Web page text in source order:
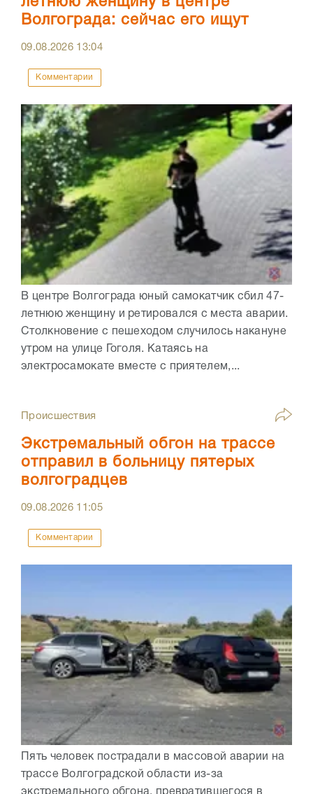
Волгограда: сейчас его ищут
09.08.2026 13:04
Комментарии
В центре Волгограда юный самокатчик сбил 47-
летнюю женщину и ретировался с места аварии.
Столкновение с пешеходом случилось накануне
утром на улице Гоголя. Катаясь на
электросамокате вместе с приятелем,...
Происшествия
Экстремальный обгон на трассе
отправил в больницу пятерых
волгоградцев
09.08.2026 11:05
Комментарии
Пять человек пострадали в массовой аварии на
трассе Волгоградской области из-за